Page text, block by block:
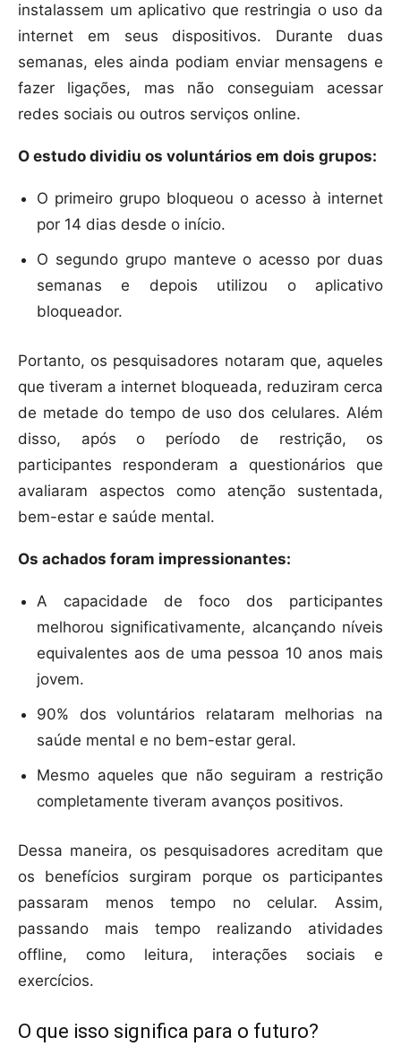
instalassem um aplicativo que restringia o uso da
internet em seus dispositivos. Durante duas
semanas, eles ainda podiam enviar mensagens e
fazer ligações, mas não conseguiam acessar
redes sociais ou outros serviços online.
O estudo dividiu os voluntários em dois grupos:
O primeiro grupo bloqueou o acesso à internet
por 14 dias desde o início.
O segundo grupo manteve o acesso por duas
semanas e depois utilizou o aplicativo
bloqueador.
Portanto, os pesquisadores notaram que, aqueles
que tiveram a internet bloqueada, reduziram cerca
de metade do tempo de uso dos celulares. Além
disso, após o período de restrição, os
participantes responderam a questionários que
avaliaram aspectos como atenção sustentada,
bem-estar e saúde mental.
Os achados foram impressionantes:
A capacidade de foco dos participantes
melhorou significativamente, alcançando níveis
equivalentes aos de uma pessoa 10 anos mais
jovem.
90% dos voluntários relataram melhorias na
saúde mental e no bem-estar geral.
Mesmo aqueles que não seguiram a restrição
completamente tiveram avanços positivos.
Dessa maneira, os pesquisadores acreditam que
os benefícios surgiram porque os participantes
passaram menos tempo no celular. Assim,
passando mais tempo realizando atividades
offline, como leitura, interações sociais e
exercícios.
O que isso significa para o futuro?